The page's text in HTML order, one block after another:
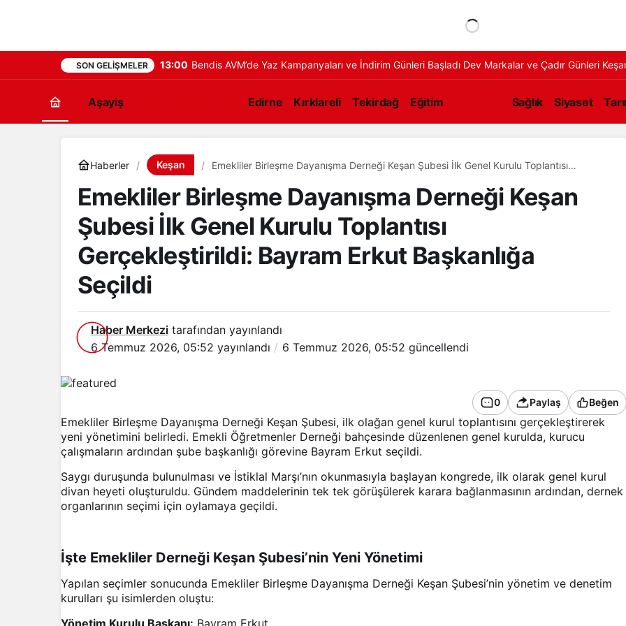
SON GELIŞMELER 13:00 Bendis AVM’de Yaz Kampanyaları ve İndirim Günleri Başladı Dev Markalar ve Çadır Günleri
Aşayiş Edirne Kırklareli Tekirdağ Eğitim Sağlık Siyaset
Haberler Keşan
Emekliler Birleşme Dayanışma Derneği Keşan Şubesi İlk Genel Kurulu Toplantısı
Emekliler Birleşme Dayanışma Derneği Keşan
Şubesi İlk Genel Kurulu Toplantısı
Gerçekleştirildi: Bayram Erkut Başkanlığa
Seçildi
Haber Merkezi tarafından yayınlandı
6 Temmuz 2026, 05:52 yayınlandı 6 Temmuz 2026, 05:52 güncellendi
0 Paylaş Beğen
Emekliler Birleşme Dayanışma Derneği Keşan Şubesi, ilk olağan genel kurul toplantısını gerçekleştirerek
yeni yönetimini belirledi. Emekli Öğretmenler Derneği bahçesinde düzenlenen genel kurulda, kurucu
çalışmaların ardından şube başkanlığı görevine Bayram Erkut seçildi.
Saygı duruşunda bulunulması ve İstiklal Marşı’nın okunmasıyla başlayan kongrede, ilk olarak genel kurul
divan heyeti oluşturuldu. Gündem maddelerinin tek tek görüşülerek karara bağlanmasının ardından, dernek
organlarının seçimi için oylamaya geçildi.
İşte Emekliler Derneği Keşan Şubesi’nin Yeni Yönetimi
Yapılan seçimler sonucunda Emekliler Birleşme Dayanışma Derneği Keşan Şubesi’nin yönetim ve denetim
kurulları şu isimlerden oluştu:
Yönetim Kurulu Başkanı: Bayram Erkut